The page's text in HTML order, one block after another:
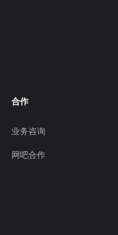
合作
业务咨询
网吧合作